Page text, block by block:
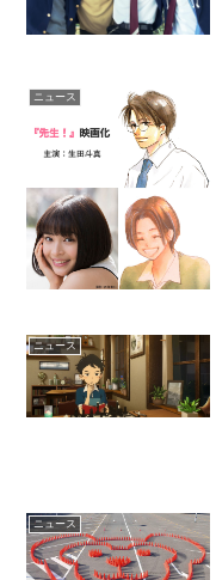
ニュース
ニュース
ニュース